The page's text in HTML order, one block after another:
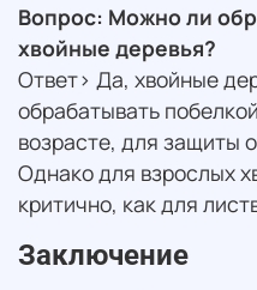
Вопрос: Можно ли
хвойные деревья?
Ответ> Да, хвойные
обрабатывать
возрасте, для защиты
Однако для взрослых
критично, как для
Заключение